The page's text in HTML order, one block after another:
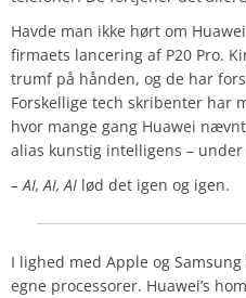
Havde man ikke hørt om
firmaets lancering af P20 Pro.
trumf på hånden, og de har
Forskellige tech skribenter har
hvor mange gang Huawei
alias kunstig intelligens –
– AI, AI, AI lød det igen og igen.
I lighed med Apple og
egne processorer. Huawei’s